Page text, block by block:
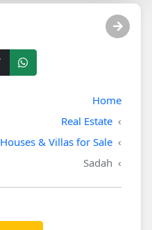
Home
Real Estate
Houses & Villas for Sale
Sadah